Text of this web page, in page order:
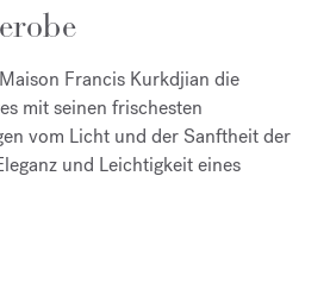
Francis Kurkdjian die
mit seinen frischesten
vom Licht und der Sanftheit der
und Leichtigkeit eines